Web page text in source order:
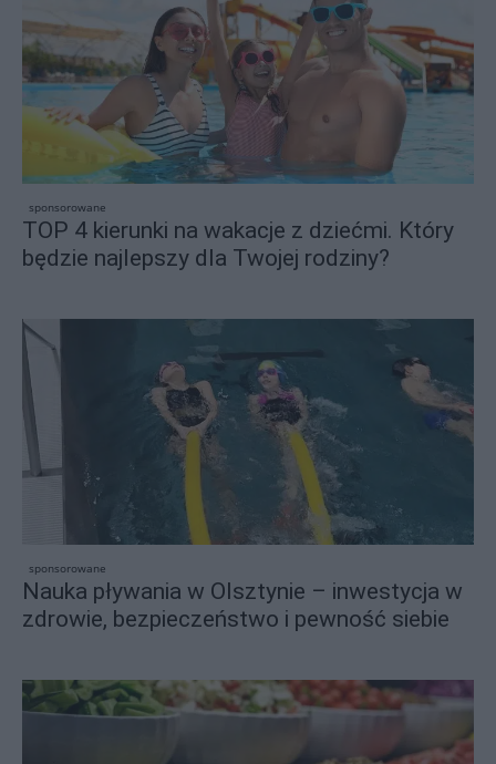
sponsorowane
TOP 4 kierunki na wakacje z dziećmi. Który
będzie najlepszy dla Twojej rodziny?
sponsorowane
Nauka pływania w Olsztynie – inwestycja w
zdrowie, bezpieczeństwo i pewność siebie